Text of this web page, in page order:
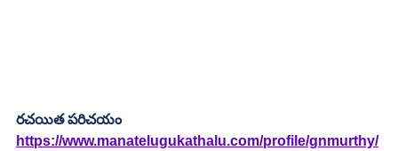
రచయిత పరిచయం
https://www.manatelugukathalu.com/profile/gnmurthy/